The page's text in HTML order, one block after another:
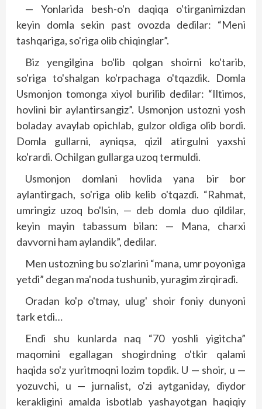
— Yonlarida besh-o'n daqiqa o'tirganimizdan
keyin domla sekin past ovozda dedilar: “Meni
tashqariga, so'riga olib chiqinglar”.
Biz yengilgina bo'lib qolgan shoirni ko'tarib,
so'riga to'shalgan ko'rpachaga o'tqazdik. Domla
Usmonjon tomonga xiyol burilib dedilar: “Iltimos,
hovlini bir aylantirsangiz”. Usmonjon ustozni yosh
boladay avaylab opichlab, gulzor oldiga olib bordi.
Domla gullarni, ayniqsa, qizil atirgulni yaxshi
ko'rardi. Ochilgan gullarga uzoq termuldi.
Usmonjon domlani hovlida yana bir bor
aylantirgach, so'riga olib kelib o'tqazdi. “Rahmat,
umringiz uzoq bo'lsin, — deb domla duo qildilar,
keyin mayin tabassum bilan: — Mana, charxi
davvorni ham aylandik”, dedilar.
Men ustozning bu so'zlarini “mana, umr poyoniga
yetdi” degan ma'noda tushunib, yuragim zirqiradi.
Oradan ko'p o'tmay, ulug' shoir foniy dunyoni
tark etdi…
Endi shu kunlarda naq “70 yoshli yigitcha”
maqomini egallagan shogirdning o'tkir qalami
haqida so'z yuritmoqni lozim topdik. U — shoir, u —
yozuvchi, u — jurnalist, o'zi aytganiday, diydor
kerakligini amalda isbotlab yashayotgan haqiqiy